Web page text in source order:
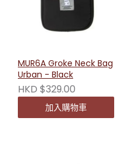
MUR6A Groke Neck Bag
Urban - Black
HKD $329.00
加入購物車